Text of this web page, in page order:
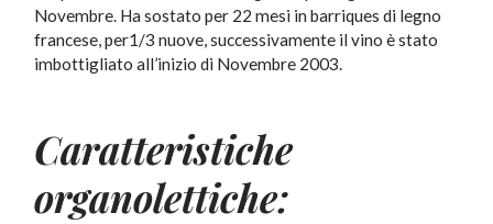
Novembre. Ha sostato per 22 mesi in barriques di legno
francese, per1/3 nuove, successivamente il vino è stato
imbottigliato all’inizio di Novembre 2003.
Caratteristiche
organolettiche: